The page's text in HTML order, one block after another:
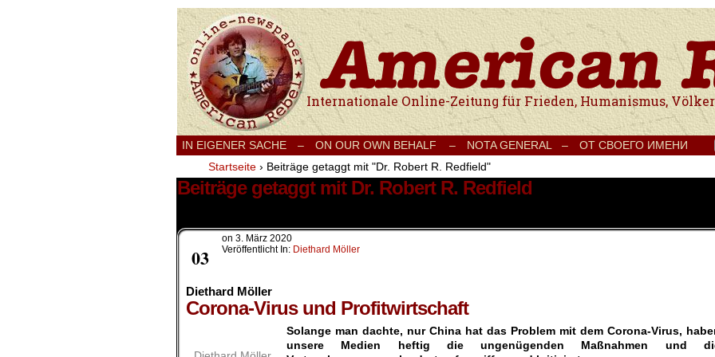
Internationale Onlinezeitung für Frieden, Humanismus, Völkerverständigung und
IN EIGENER SACHE – ON OUR OWN BEHALF – NOTA GENERAL – ОТ СВОЕГО ИМЕНИ
Startseite › Beiträge getaggt mit "Dr. Robert R. Redfield"
Beiträge getaggt mit Dr. Robert R. Redfield
03
on 3. März 2020
Veröffentlicht In: Diethard Möller
Diethard Möller
Corona-Virus und Profitwirtschaft
Solange man dachte, nur China hat das Problem mit dem Corona-Virus,
unsere Medien heftig die ungenügenden Maßnahmen und